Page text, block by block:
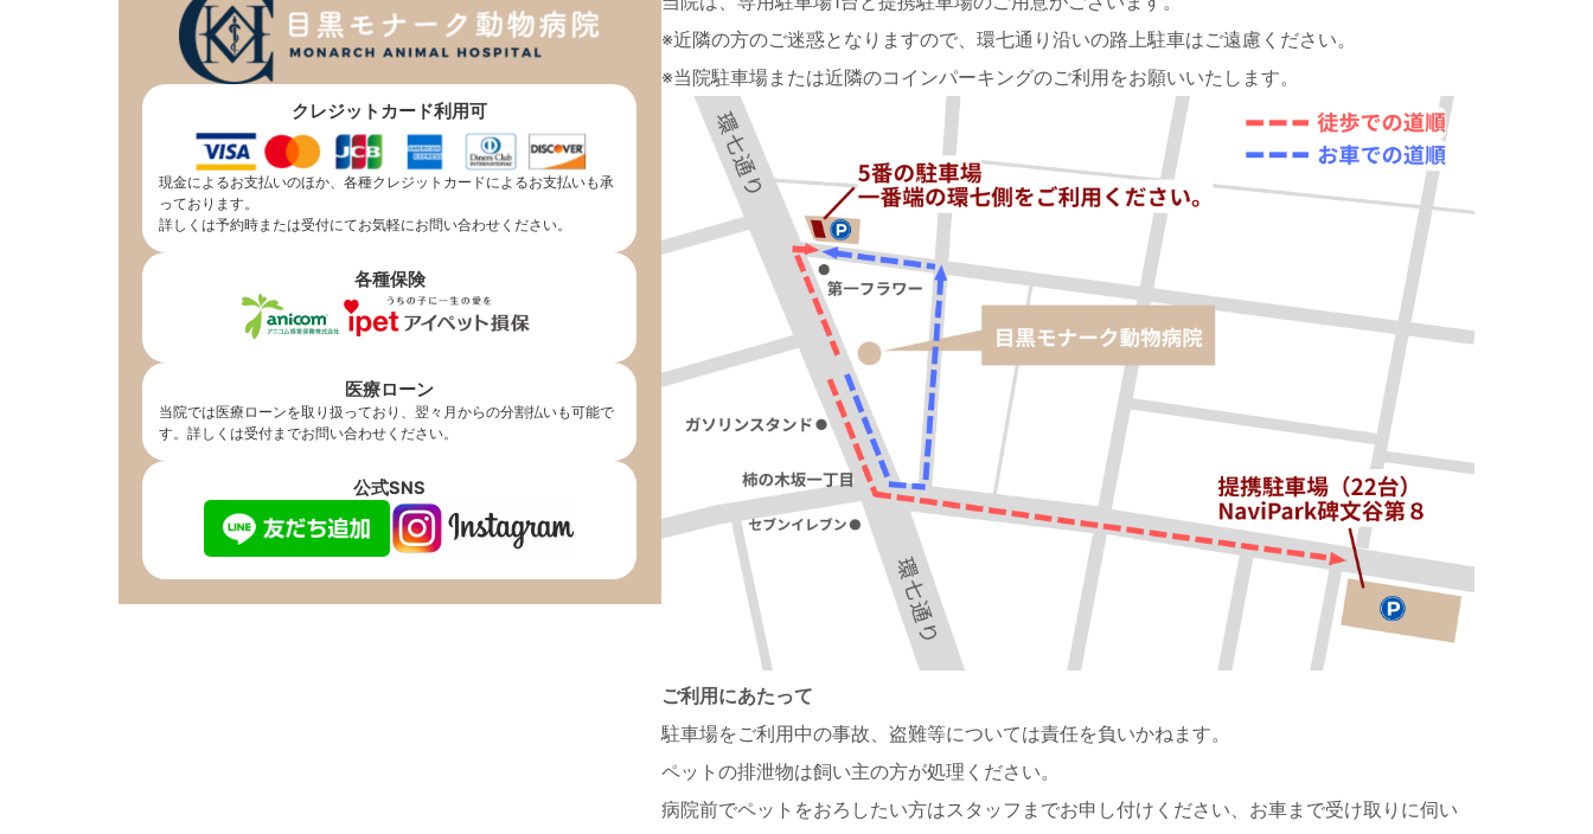
クレジットカード利用可
現金によるお支払いのほか、各種クレジットカードによるお支払いも承
っております。
詳しくは予約時または受付にてお気軽にお問い合わせください。
各種保険
医療ローン
当院では医療ローンを取り扱っており、翌々月からの分割払いも可能で
す。詳しくは受付までお問い合わせください。
公式SNS
※近隣の方のご迷惑となりますので、環七通り沿いの路上駐車はご遠慮ください。
※当院駐車場または近隣のコインパーキングのご利用をお願いいたします。
ご利用にあたって
駐車場をご利用中の事故、盗難等については責任を負いかねます。
ペットの排泄物は飼い主の方が処理ください。
病院前でペットをおろしたい方はスタッフまでお申し付けください、お車まで受け取りに伺い